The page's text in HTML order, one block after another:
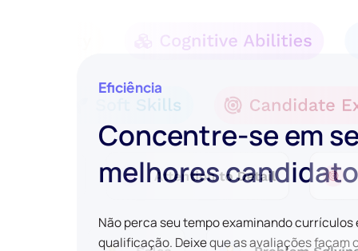
Eficiência
Concentre-se em
melhores
Não perca seu tempo examinando currículos
qualificação. Deixe que as avaliações façam